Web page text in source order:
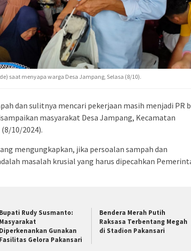
saat menyapa warga Desa Jampang, Selasa (8/10).
dan sulitnya mencari pekerjaan masih menjadi PR
masyarakat Desa Jampang, Kecamatan
10/2024).
mengungkapkan, jika persoalan sampah dan
masalah krusial yang harus dipecahkan
Bupati Rudy Susmanto:
Masyarakat
Diperkenankan Gunakan
Fasilitas Gelora Pakansari
Bendera Merah Putih
Raksasa Terbentang Megah
di Stadion Pakansari